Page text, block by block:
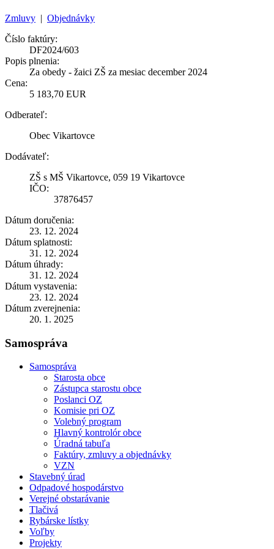
Zmluvy | Objednávky
Číslo faktúry:
DF2024/603
Popis plnenia:
Za obedy - žaici ZŠ za mesiac december 2024
Cena:
5 183,70 EUR
Odberateľ:
Obec Vikartovce
Dodávateľ:
ZŠ s MŠ Vikartovce, 059 19 Vikartovce
IČO:
37876457
Dátum doručenia:
23. 12. 2024
Dátum splatnosti:
31. 12. 2024
Dátum úhrady:
31. 12. 2024
Dátum vystavenia:
23. 12. 2024
Dátum zverejnenia:
20. 1. 2025
Samospráva
Samospráva
Starosta obce
Zástupca starostu obce
Poslanci OZ
Komisie pri OZ
Volebný program
Hlavný kontrolór obce
Úradná tabuľa
Faktúry, zmluvy a objednávky
VZN
Stavebný úrad
Odpadové hospodárstvo
Verejné obstarávanie
Tlačivá
Rybárske lístky
Voľby
Projekty